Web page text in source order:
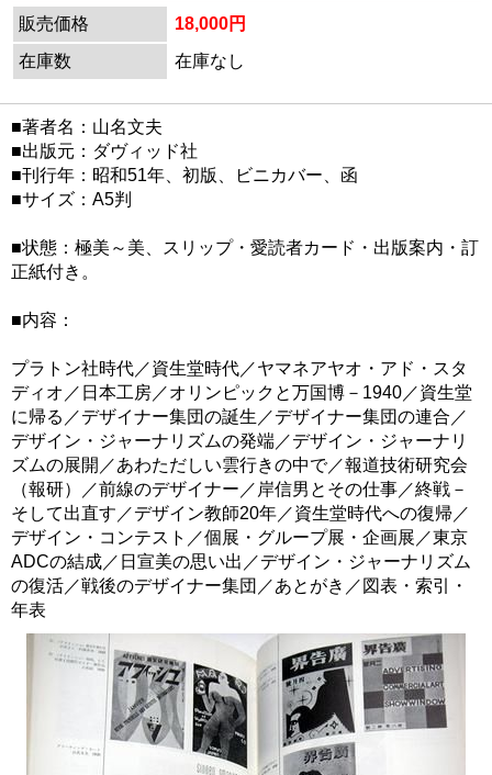
販売価格
18,000円
在庫数
在庫なし
■著者名：山名文夫
■出版元：ダヴィッド社
■刊行年：昭和51年、初版、ビニカバー、函
■サイズ：A5判
■状態：極美～美、スリップ・愛読者カード・出版案内・訂
正紙付き。
■内容：
プラトン社時代／資生堂時代／ヤマネアヤオ・アド・スタ
ディオ／日本工房／オリンピックと万国博－1940／資生堂
に帰る／デザイナー集団の誕生／デザイナー集団の連合／
デザイン・ジャーナリズムの発端／デザイン・ジャーナリ
ズムの展開／あわただしい雲行きの中で／報道技術研究会
（報研）／前線のデザイナー／岸信男とその仕事／終戦－
そして出直す／デザイン教師20年／資生堂時代への復帰／
デザイン・コンテスト／個展・グループ展・企画展／東京
ADCの結成／日宣美の思い出／デザイン・ジャーナリズム
の復活／戦後のデザイナー集団／あとがき／図表・索引・
年表